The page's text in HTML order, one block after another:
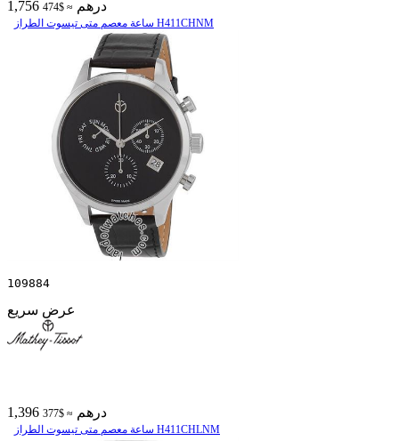
1,756 درهم ≈ $474
ساعة معصم متی تیسوت الطراز H411CHNM
109884
عرض سريع
1,396 درهم ≈ $377
ساعة معصم متی تیسوت الطراز H411CHLNM